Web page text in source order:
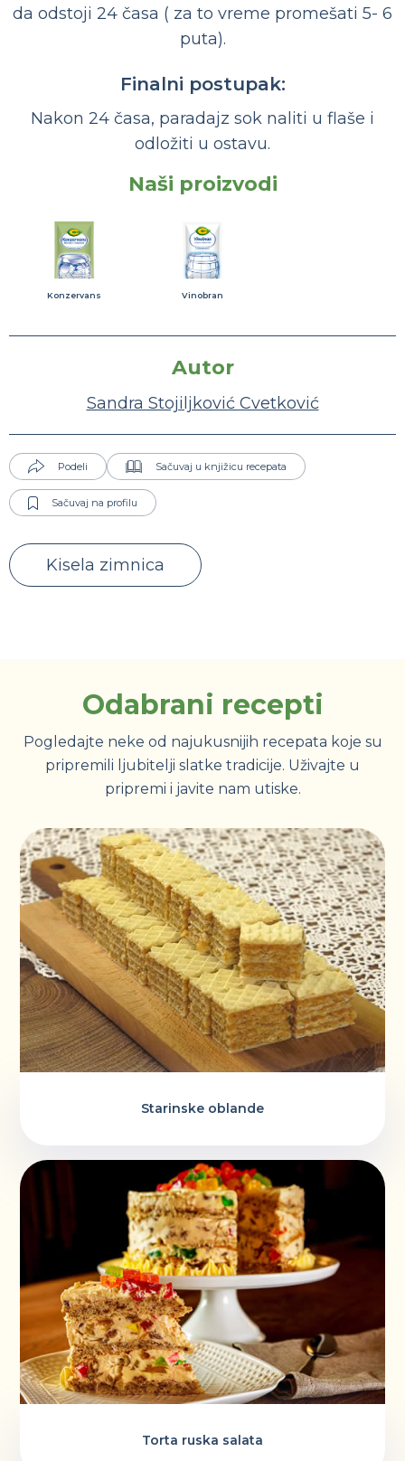
da odstoji 24 časa ( za to vreme promešati 5- 6
puta).
Finalni postupak:
Nakon 24 časa, paradajz sok naliti u flaše i
odložiti u ostavu.
Naši proizvodi
Konzervans Vinobran
Autor
Sandra Stojiljković Cvetković
Podeli Sačuvaj u knjižicu recepata
Sačuvaj na profilu
Kisela zimnica
Odabrani recepti
Pogledajte neke od najukusnijih recepata koje su
pripremili ljubitelji slatke tradicije. Uživajte u
pripremi i javite nam utiske.
Starinske oblande
Torta ruska salata